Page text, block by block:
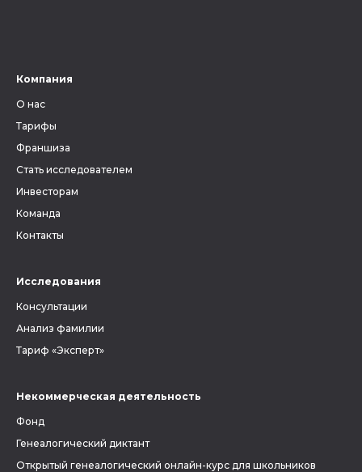
документы, связанные с
людьми, которых вы ищете.
Компания
О нас
Тарифы
Франшиза
Стать исследователем
Инвесторам
Команда
Контакты
Исследования
Консультации
Анализ фамилии
Тариф «Эксперт»
Некоммерческая деятельность
Фонд
Генеалогический диктант
Открытый генеалогический онлайн-курс для школьников